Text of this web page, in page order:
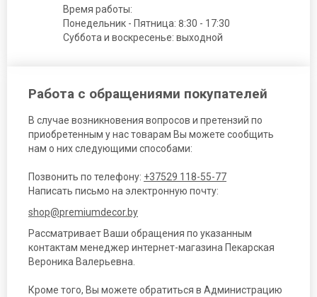
Время работы:
Понедельник - Пятница: 8:30 - 17:30
Суббота и воскресенье: выходной
Работа с обращениями покупателей
В случае возникновения вопросов и претензий по
приобретенным у нас товарам Вы можете сообщить
нам о них следующими способами:
Позвонить по телефону: +37529 118-55-77
Написать письмо на электронную почту:
shop@premiumdecor.by
Рассматривает Ваши обращения по указанным
контактам менеджер интернет-магазина Пекарская
Вероника Валерьевна.
Кроме того, Вы можете обратиться в Администрацию